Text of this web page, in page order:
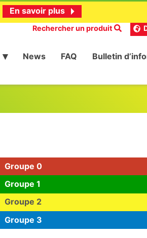
En savoir plus
Rechercher un produit
News FAQ Bulletin
Groupe 0
Groupe 1
Groupe 2
Groupe 3